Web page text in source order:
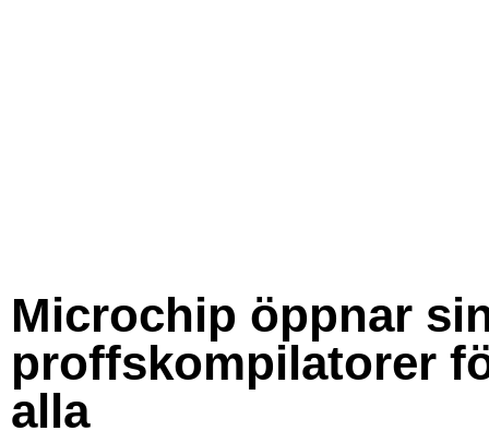
Microchip öppnar
proffskompilatorer
alla